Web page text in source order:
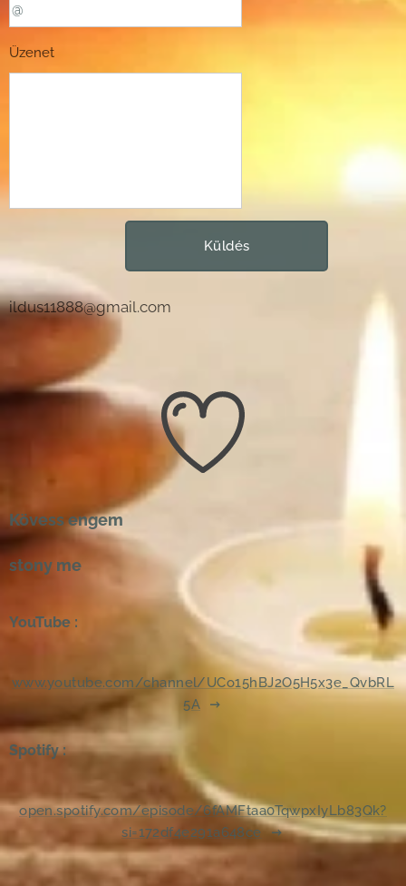
Üzenet
Küldés
ildus11888@gmail.com
Kövess engem
stony me
YouTube :
www.youtube.com/channel/UCo15hBJ2O5H5x3e_QvbRL
5A
Spotify :
open.spotify.com/episode/6fAMFtaa0TqwpxIyLb83Qk?
si=172df4e291a648ce